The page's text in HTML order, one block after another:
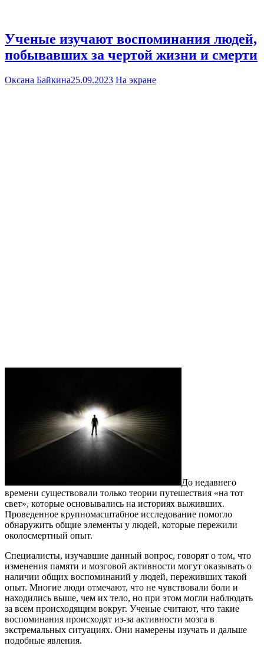
Ученые изучают воспоминания людей,
побывавших за чертой жизни и смерти
Оксана Байкина25.09.2023 На экране
До недавнего
времени существовали только теории путешествия «на тот
свет», которые основывались на историях выживших.
Проведенное крупномасштабное исследование помогло
обнаружить общие элементы у людей, которые пережили
околосмертный опыт.
Специалисты, изучавшие данный вопрос, говорят о том, что
изменения памяти и мозговой активности могут оказывать о
наличии общих воспоминаний у людей, переживших такой
опыт. Многие люди отмечают, что не чувствовали боли и
находились выше, чем их тело, но при этом могли наблюдать
за всем происходящим вокруг. Ученые считают, что такие
воспоминания происходят из-за активности мозга в
экстремальных ситуациях. Они намерены изучать и дальше
подобные явления.